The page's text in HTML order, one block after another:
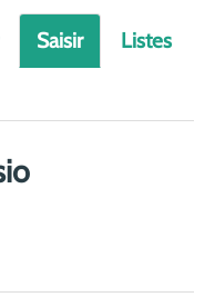
Saisir Listes